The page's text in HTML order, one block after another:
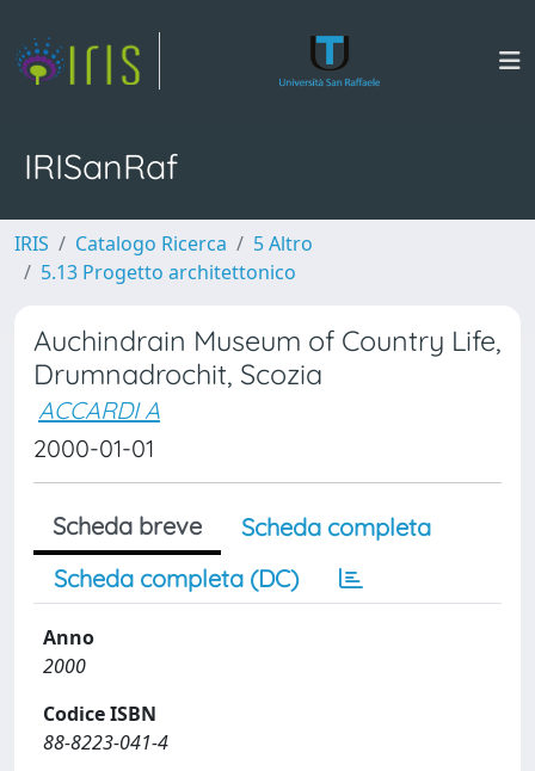
IRISanRaf
IRIS Catalogo Ricerca
5 Altro
5.13 Progetto architettonico
Auchindrain Museum of Country Life,
Drumnadrochit, Scozia
ACCARDI A
2000-01-01
Scheda breve
Scheda completa
Scheda completa (DC)
Anno
2000
Codice ISBN
88-8223-041-4